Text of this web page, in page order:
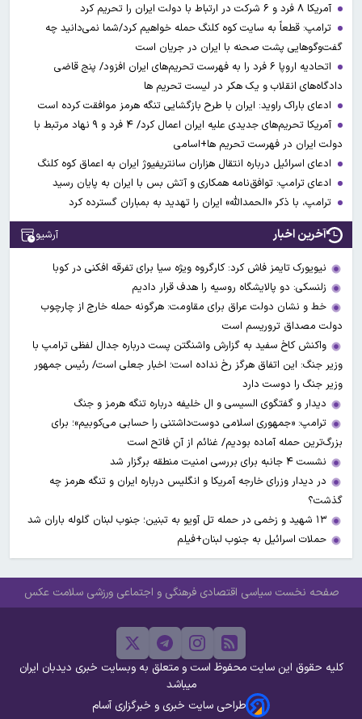
آمریکا ۸ فرد و ۶ شرکت در ارتباط با دولت ایران را تحریم کرد
ترامپ: قطعاً به سایت کوه کلنگ حمله خواهیم کرد/شما نمی‌دانید چه
گفت‌وگوهایی پشت صحنه با ایران در جریان است
اتحادیه اروپا ۶ فرد را به فهرست تحریم‌های ایران افزود/ پنج قاضی
دادگاه‌های انقلاب و یک هکر در لیست تحریم ها
ادعای باراک راوید: ایران با طرح بازگشایی تنگه هرمز موافقت کرده است
آمریکا تحریم‌های جدیدی علیه ایران اعمال کرد/ ۴ فرد و ۹ نهاد مرتبط با
دولت ایران در فهرست تحریم ها+اسامی
ادعای اسرائیل درباره انتقال هزاران سانتریفیوژ ایران به اعماق کوه کلنگ
ادعای ترامپ: توافق‌نامه همکاری و آتش بس با ایران به پایان رسید
ترامپ، با ذکر «الحمدالله» ایران را تهدید به بمباران گسترده کرد
آخرین اخبار آرشیو
نیویورک تایمز فاش کرد: کارگروه ویژه سیا برای تفرقه افکنی در کوبا
زلنسکی: دو پالایشگاه روسیه را هدف قرار دادیم
خط و نشان دولت عراق برای مقاومت: هرگونه حمله خارج از چارچوب
دولت مصداق تروریسم است
واکنش کاخ سفید به گزارش واشنگتن پست درباره جدال لفظی ترامپ با
وزیر جنگ: این اتفاق هرگز رخ نداده است؛ اخبار جعلی است/ رئیس جمهور
وزیر جنگ را دوست دارد
دیدار و گفتگوی السیسی و ال خلیفه درباره تنگه هرمز و جنگ
ترامپ: «جمهوری اسلامی دوست‌داشتنی را حسابی می‌کوبیم»؛ برای
بزرگ‌ترین حمله آماده بودیم/ غنائم از آنِ فاتح است
نشست ۴ جانبه برای بررسی امنیت منطقه برگزار شد
در دیدار وزرای خارجه آمریکا و انگلیس درباره ایران و تنگه هرمز چه
گذشت؟
۱۳ شهید و زخمی در حمله تل آویو به تبنین؛ جنوب لبنان گلوله باران شد
حملات اسرائیل به جنوب لبنان+فیلم
صفحه نخست سیاسی اقتصادی فرهنگی و اجتماعی ورزشی سلامت عکس
کلیه حقوق این سایت محفوظ است و متعلق به وبسایت خبری دیدبان ایران
میباشد
طراحی سایت خبری و خبرگزاری آسام